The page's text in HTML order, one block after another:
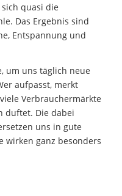
quasi die
Das Ergebnis sind
Entspannung und
um uns täglich neue
aufpasst, merkt
Verbrauchermärkte
duftet. Die dabei
uns in gute
wirken ganz besonders